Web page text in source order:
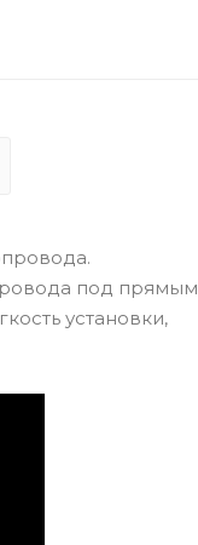
под прямым
установки,